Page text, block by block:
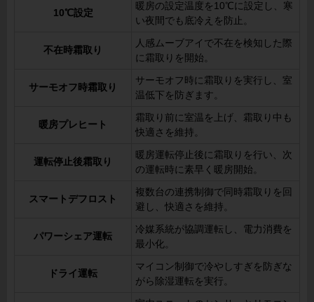
10℃設定
暖房の設定温度を10℃に設定し、寒
い夜間でも底冷えを防止。
不在時霜取り
人感ムーブアイで不在を検知した際
に霜取りを開始。
サーモオフ時霜取り
サーモオフ時に霜取りを実行し、室
温低下を防ぎます。
暖房プレヒート
霜取り前に室温を上げ、霜取り中も
快適さを維持。
運転停止後霜取り
暖房運転停止後に霜取りを行い、次
の運転時に素早く暖房開始。
スマートデフロスト
複数台の連携制御で同時霜取りを回
避し、快適さを維持。
パワーシェア運転
冷媒系統が協調運転し、電力消費を
最小化。
ドライ運転
マイコン制御で冷やしすぎを防ぎな
がら除湿運転を実行。